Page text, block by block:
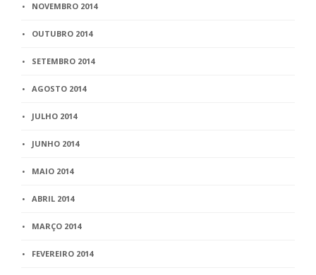
NOVEMBRO 2014
OUTUBRO 2014
SETEMBRO 2014
AGOSTO 2014
JULHO 2014
JUNHO 2014
MAIO 2014
ABRIL 2014
MARÇO 2014
FEVEREIRO 2014